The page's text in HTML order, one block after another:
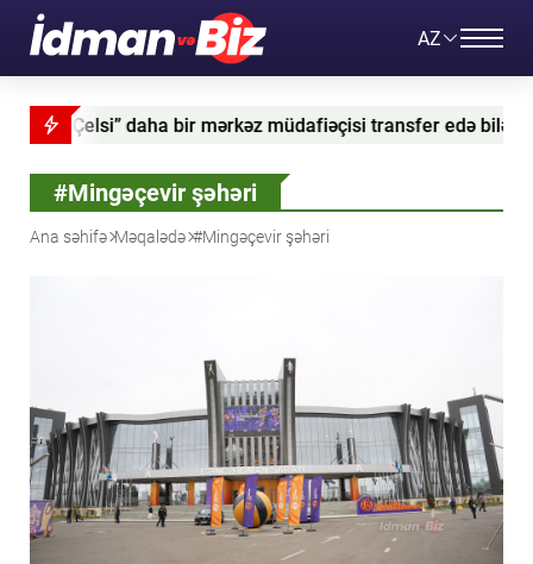
AZ
“Çelsi” daha bir mərkəz müdafiəçisi transfer edə bilər
#Mingəçevir şəhəri
Ana səhifə Məqalədə #Mingəçevir şəhəri